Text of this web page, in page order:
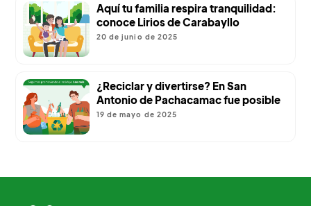
Aquí tu familia respira tranquilidad:
conoce Lirios de Carabayllo
20 de junio de 2025
¿Reciclar y divertirse? En San
Antonio de Pachacamac fue posible
19 de mayo de 2025